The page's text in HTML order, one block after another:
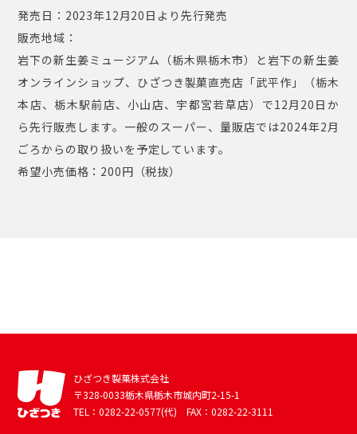
発売⽇：2023年12月20⽇より先行発売
販売地域：
岩下の新生姜ミュージアム（栃木県栃木市）と岩下の新生姜
オンラインショップ、ひざつき製菓直売店「武平作」（栃木
本店、栃木駅前店、小山店、宇都宮若草店）で12月20日か
ら先行販売します。一般のスーパー、量販店では2024年2月
ごろからの取り扱いを予定しています。
希望⼩売価格：200円（税抜）
ひざつき製菓株式会社
〒328-0033栃木県栃木市城内町2-15-1
TEL：0282-22-0577(代) FAX：0282-22-3111